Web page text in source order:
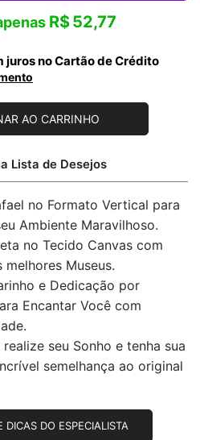
R$52,77
juros no Cartão de Crédito
AO CARRINHO
Lista de Desejos
no Formato Vertical para
Ambiente Maravilhoso.
no Tecido Canvas com
Museus.
e Dedicação por
Encantar Você com
seu Sonho e tenha sua
semelhança ao original
DO ESPECIALISTA